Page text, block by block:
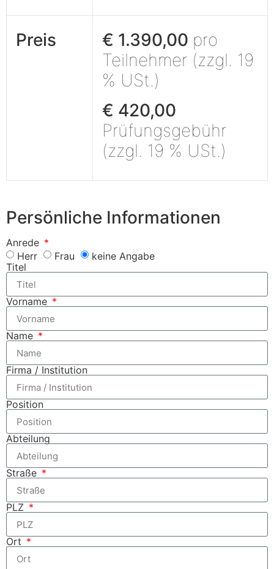
Preis € 1.390,00 pro
Teilnehmer (zzgl. 19
% USt.)
€ 420,00
Prüfungsgebühr
(zzgl. 19 % USt.)
Persönliche Informationen
Anrede
Herr
Frau
keine Angabe
Titel
Vorname
Name
Firma / Institution
Position
Abteilung
Straße
PLZ
Ort